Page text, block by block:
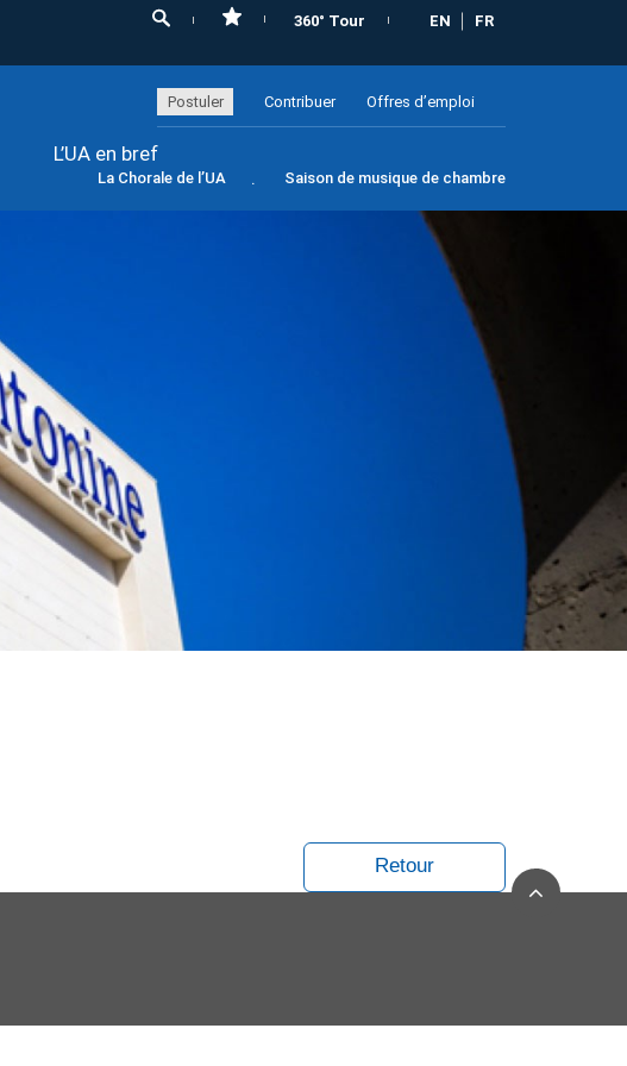
360° Tour EN FR
Postuler Contribuer Offres d’emploi
L’UA en bref
La Chorale de l’UA Saison de musique de chambre
Retour